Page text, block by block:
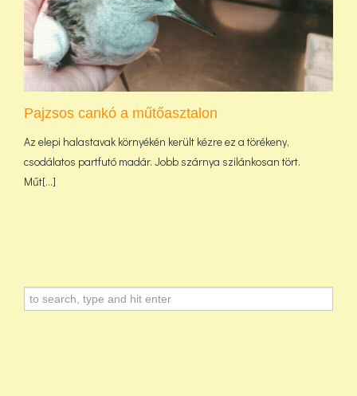
Pajzsos cankó a műtőasztalon
Az elepi halastavak környékén került kézre ez a törékeny,
csodálatos partfutó madár. Jobb szárnya szilánkosan tört.
Műt[...]